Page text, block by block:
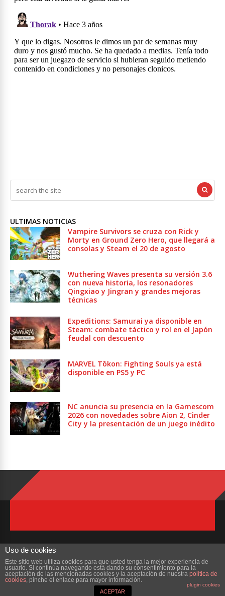
ULTIMAS NOTICIAS
Vampire Survivors se cruza con Rick y
Morty en Ground Zero Hero, que llegará a
consolas y Steam el 20 de agosto
Wuthering Waves presenta su versión 3.6
con nueva historia, los resonadores
Qingxiao y Jingran y grandes mejoras
técnicas
Expeditions: Samurai ya disponible en
Steam: combate táctico y rol en el Japón
feudal con descuento
MARVEL Tōkon: Fighting Souls ya está
disponible en PS5 y PC
NC anuncia su presencia en la Gamescom
2026 con novedades sobre Aion 2, Cinder
City y la presentación de un juego inédito
Copyright © 2023 ZonaMMORPG.com. Todos los derechos reservados
¿Quienes Somos? Colabora Contacto
Uso de cookies
Este sitio web utiliza cookies para que usted tenga la mejor experiencia de
usuario. Si continúa navegando está dando su consentimiento para la
aceptación de las mencionadas cookies y la aceptación de nuestra política de
cookies, pinche el enlace para mayor información.
plugin cookies
ACEPTAR